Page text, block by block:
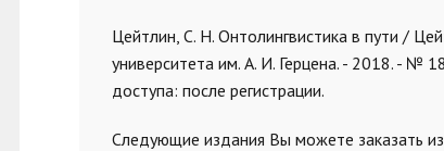
Цейтлин, С. Н. Онтолингвистика в пути /
университета им. А. И. Герцена. - 2018. - №
доступа: после регистрации.
Следующие издания Вы можете заказать